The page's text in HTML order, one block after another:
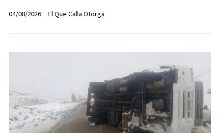
El Que Calla Otorga
04/08/2026